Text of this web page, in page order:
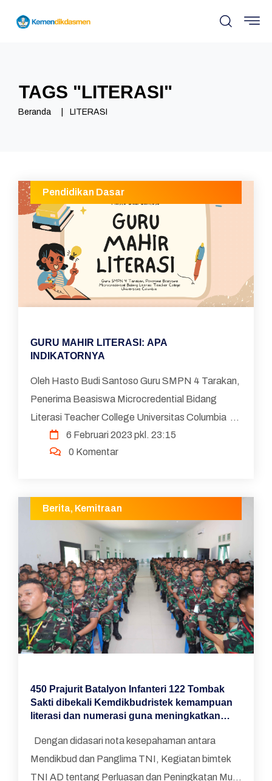
TAGS "LITERASI"
Beranda LITERASI
Pendidikan Dasar
GURU MAHIR LITERASI: APA
INDIKATORNYA
Oleh Hasto Budi Santoso Guru SMPN 4 Tarakan,
Penerima Beasiswa Microcredential Bidang
Literasi Teacher College Universitas Columbia
Saat ini sedang mengangkasa diskusi dan
implementasi Rapo...
6 Februari 2023 pkl. 23:15
0 Komentar
Berita, Kemitraan
450 Prajurit Batalyon Infanteri 122 Tombak
Sakti dibekali Kemdikbudristek kemampuan
literasi dan numerasi guna meningkatkan
Dengan didasari nota kesepahaman antara
Mendikbud dan Panglima TNI, Kegiatan bimtek
TNI AD tentang Perluasan dan Peningkatan Mutu